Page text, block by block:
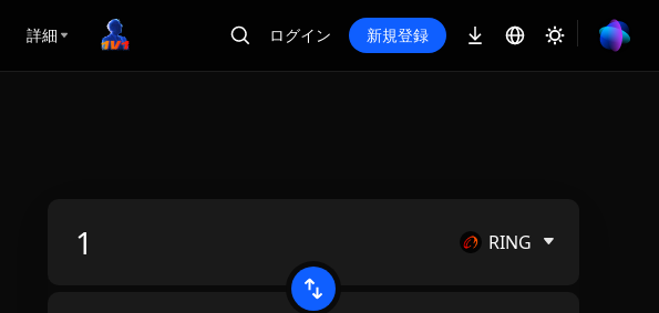
詳細 ログイン 新規登録
RING